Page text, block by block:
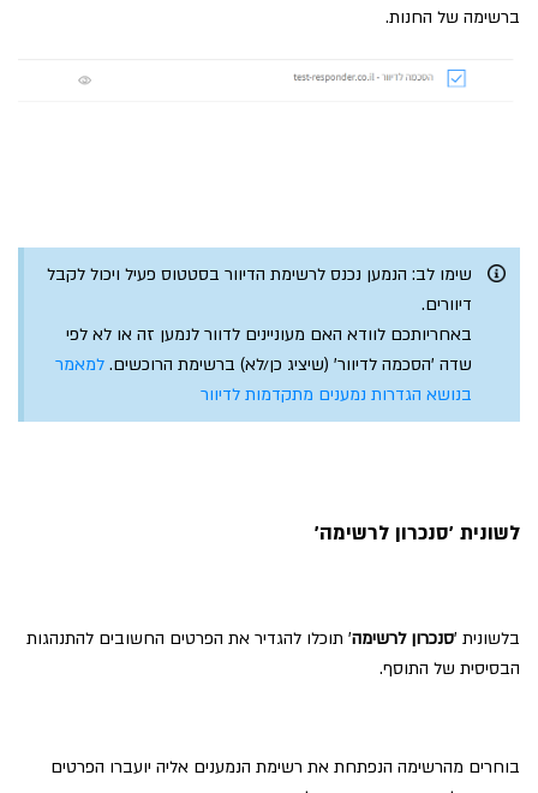
ברשימה של החנות.
שימו לב: הנמען נכנס לרשימת הדיוור בסטטוס פעיל ויכול לקבל
דיוורים.
באחריותכם לוודא האם מעוניינים לדוור לנמען זה או לא לפי
שדה 'הסכמה לדיוור' (שיציג כן/לא) ברשימת הרוכשים. למאמר
בנושא הגדרות נמענים מתקדמות לדיוור
לשונית 'סנכרון לרשימה'
בלשונית 'סנכרון לרשימה' תוכלו להגדיר את הפרטים החשובים להתנהגות
הבסיסית של התוסף.
בוחרים מהרשימה הנפתחת את רשימת הנמענים אליה יועברו הפרטים